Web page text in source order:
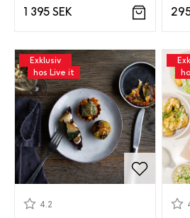
1 395 SEK
Exklusiv
hos Live it
4.2